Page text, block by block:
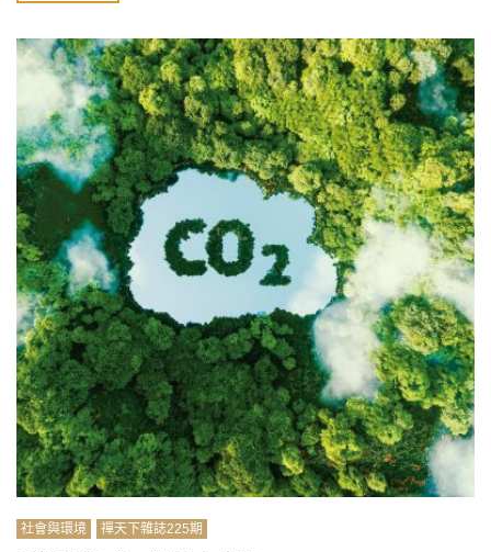
社會與環境 禪天下雜誌225期